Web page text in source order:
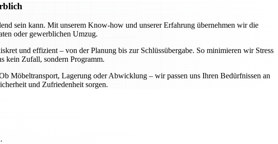
sein kann. Mit unserem Know-how und unserer Erfahrung übernehmen wir die
oder gewerblichen Umzug.
und effizient – von der Planung bis zur Schlüssübergabe. So minimieren wir Stress
kein Zufall, sondern Programm.
Möbeltransport, Lagerung oder Abwicklung – wir passen uns Ihren Bedürfnissen an
und Zufriedenheit sorgen.